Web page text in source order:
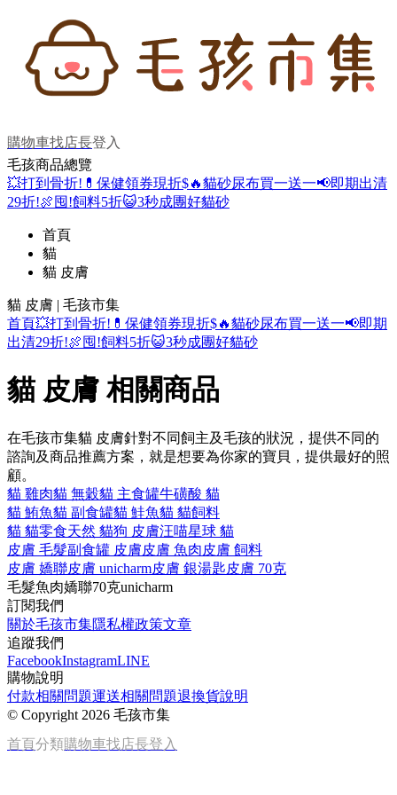
購物車找店長登入
毛孩商品總覽
💥打到骨折! 💊保健領券現折$🔥貓砂尿布買一送一📢即期出清
29折!🍖囤!飼料5折😺3秒成團好貓砂
首頁
貓
貓 皮膚
貓 皮膚 | 毛孩市集
首頁💥打到骨折! 💊保健領券現折$🔥貓砂尿布買一送一📢即期
出清29折!🍖囤!飼料5折😺3秒成團好貓砂
貓 皮膚 相關商品
在毛孩市集貓 皮膚針對不同飼主及毛孩的狀況，提供不同的
諮詢及商品推薦方案，就是想要為你家的寶貝，提供最好的照
顧。
貓 雞肉貓 無穀貓 主食罐牛磺酸 貓
貓 鮪魚貓 副食罐貓 鮭魚貓 貓飼料
貓 貓零食天然 貓狗 皮膚汪喵星球 貓
皮膚 毛髮副食罐 皮膚皮膚 魚肉皮膚 飼料
皮膚 嬌聯皮膚 unicharm皮膚 銀湯匙皮膚 70克
毛髮魚肉嬌聯70克unicharm
訂閱我們
關於毛孩市集隱私權政策文章
追蹤我們
FacebookInstagramLINE
購物說明
付款相關問題運送相關問題退換貨說明
© Copyright 2026 毛孩市集
首頁分類購物車找店長登入